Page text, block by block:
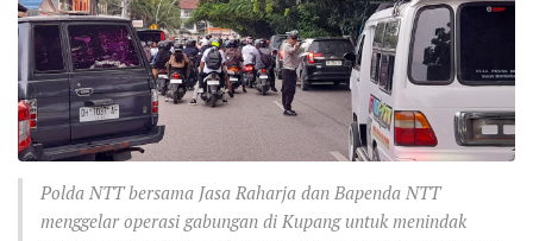
Polda NTT bersama Jasa Raharja dan Bapenda NTT
menggelar operasi gabungan di Kupang untuk menindak